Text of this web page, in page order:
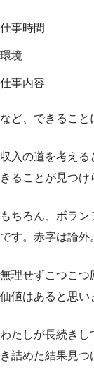
仕事時間
環境
仕事内容
など、できること
収入の道を考え
きることが見つけ
もちろん、ボラ
です。赤字は論外
無理せずこつこつ
価値はあると思い
わたしが長続き
き詰めた結果見つ